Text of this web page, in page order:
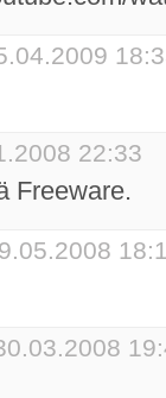
22:33
Freeware.